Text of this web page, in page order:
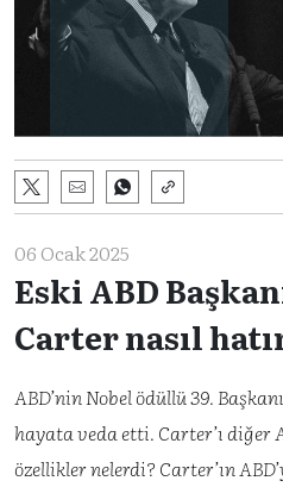
06 Ocak 2025
Eski ABD
Carter nasıl
ABD’nin Nobel ödüllü 39.
hayata veda etti. Carter’ı diğer
özellikler nelerdi? Carter’ın